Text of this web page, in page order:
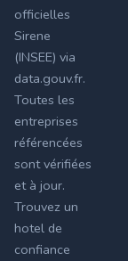
officielles
Sirene
(INSEE) via
data.gouv.fr.
Toutes les
entreprises
référencées
sont vérifiées
et à jour.
Trouvez un
hotel de
confiance